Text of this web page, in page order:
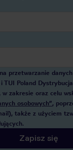
przetwarzanie
TUI Poland
w zakresie oraz celu
osobowych”,
także z użyciem
Zapisz się